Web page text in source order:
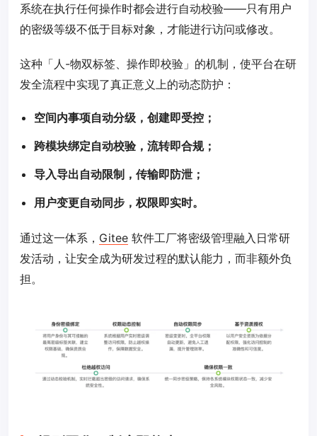
系统在执行任何操作时都会进行自动校验——只有用户
的密级等级不低于目标对象，才能进行访问或修改。
这种「人-物双标签、操作即校验」的机制，使平台在研
发全流程中实现了真正意义上的动态防护：
空间内事项自动分级，创建即受控；
跨模块绑定自动校验，流转即合规；
导入导出自动限制，传输即防泄；
用户变更自动同步，权限即实时。
通过这一体系， Gitee 软件工厂将密级管理融入日常研
发活动，让安全成为研发过程的默认能力，而非额外负
担。